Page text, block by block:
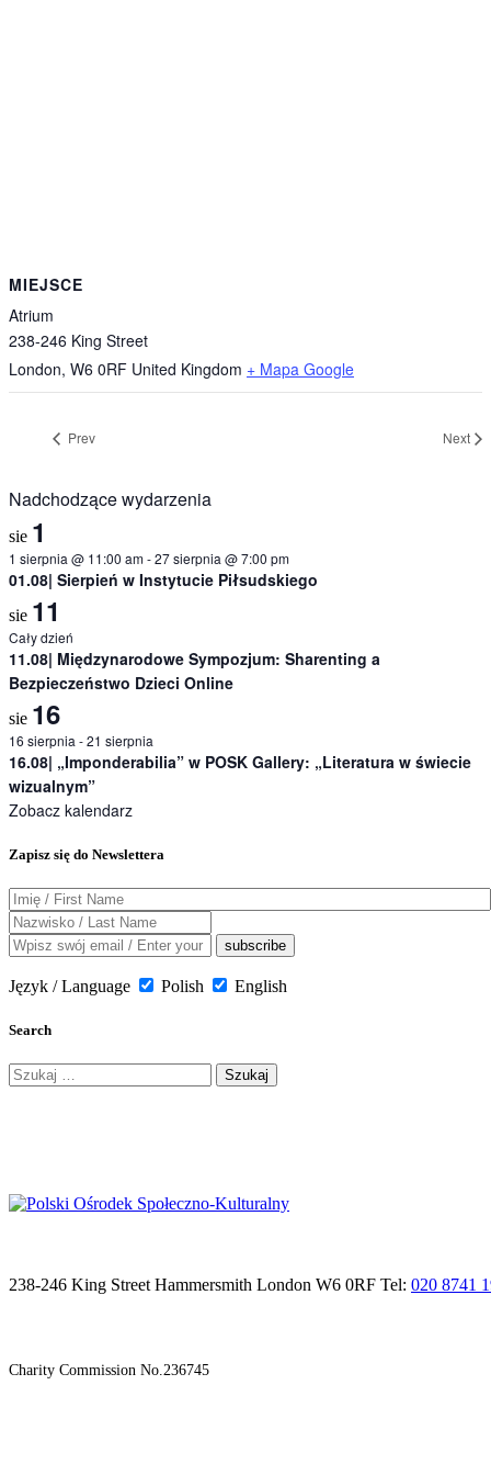
MIEJSCE
Atrium
238-246 King Street
London, W6 0RF United Kingdom + Mapa Google
Prev Next
Nadchodzące wydarzenia
sie 1
1 sierpnia @ 11:00 am-27 sierpnia @ 7:00 pm
01.08| Sierpień w Instytucie Piłsudskiego
sie 11
Cały dzień
11.08| Międzynarodowe Sympozjum: Sharenting a
Bezpieczeństwo Dzieci Online
sie 16
16 sierpnia -21 sierpnia
16.08| „Imponderabilia” w POSK Gallery: „Literatura w świecie
wizualnym”
Zobacz kalendarz
Zapisz się do Newslettera
Język / Language Polish English
Search
Szukaj:
238-246 King Street Hammersmith London W6 0RF Tel: 020 8741
Charity Commission No.236745